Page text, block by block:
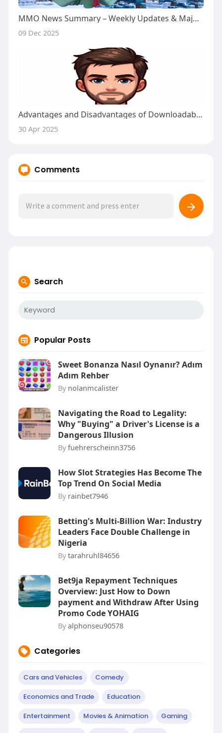
MMO News Summary – Weekly Updates & Major Headlines
09 Dec 2025
Advantages and Disadvantages of Downloadable Casino Software
30 Apr 2025
Comments
Search
Popular Posts
Sweet Bonanza Nasıl Oynanır? Adım
Adım Rehber
By nolanmcalister
Navigating the Road to Legality:
Why "Buying" a Driver's License is a
Dangerous Illusion
By fuehrerscheinn3756
How Slot Strategies Has Become The
Top Trend On Social Media
By rainbet7946
Betting's Multi-Billion War: Industry
Leaders Face Double Challenge in
Nigeria
By tarahruhl84656
Bet9ja Repayment Techniques
Overview: Just How to Down
payment and Withdraw After Using
Promo Code YOHAIG
By alphonseu90578
Categories
Cars and Vehicles Comedy
Economics and Trade Education
Entertainment Movies & Animation Gaming